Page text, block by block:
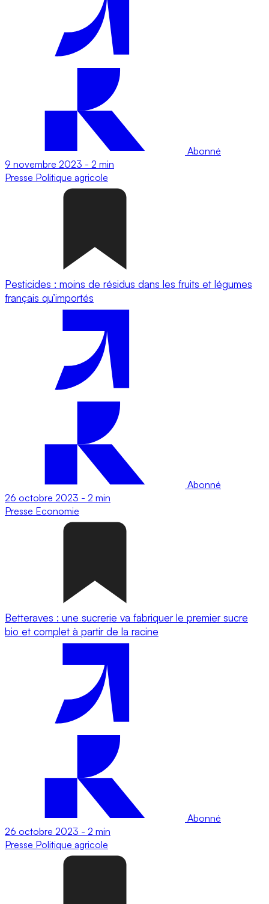
Abonné
9 novembre 2023 - 2 min
Presse Politique agricole
Pesticides : moins de résidus dans les fruits et légumes
français qu’importés
Abonné
26 octobre 2023 - 2 min
Presse Economie
Betteraves : une sucrerie va fabriquer le premier sucre
bio et complet à partir de la racine
Abonné
26 octobre 2023 - 2 min
Presse Politique agricole